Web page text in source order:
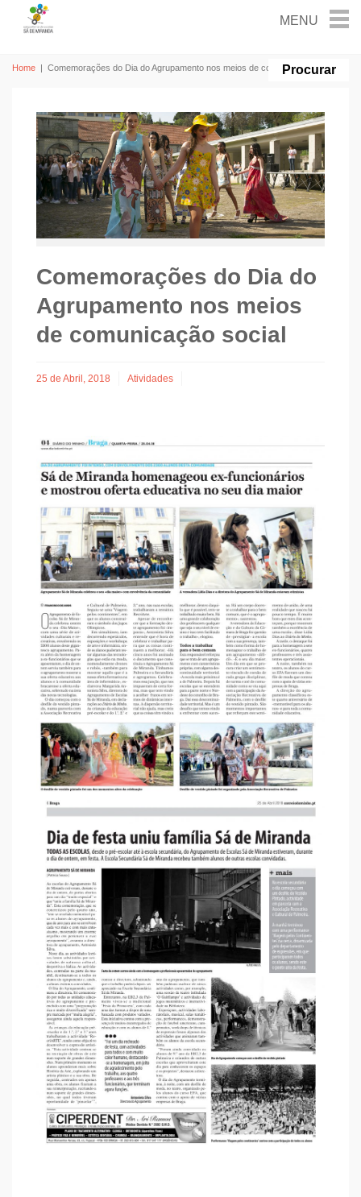
Home | Comemorações do Dia do Agrupamento nos meios de comunicação social
Comemorações do Dia do
Agrupamento nos meios
de comunicação social
25 de Abril, 2018 Atividades